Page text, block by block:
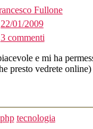
Fullone
22/01/2009
3 commentisu
Twit
Or
Not,
durante
un
e mi ha
presto vedrete
Categorie
php tecnologia